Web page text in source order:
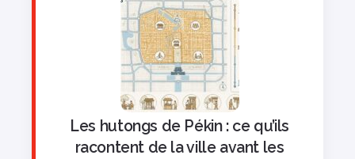
Les hutongs de Pékin : ce qu’ils
racontent de la ville avant les